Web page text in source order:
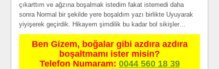
çıkarttım ve ağzına boşalmak istedim fakat istemedi daha
sonra Normal bir şekilde yere boşaldım yazı birlikte Uyuyarak
yiyişerek geçirdik. Hikayem şimdilik bu kadar bol sikişler…
Ben Gizem, boğalar gibi azdıra azdıra
boşaltmamı ister misin?
Telefon Numaram: 0044 560 18 39